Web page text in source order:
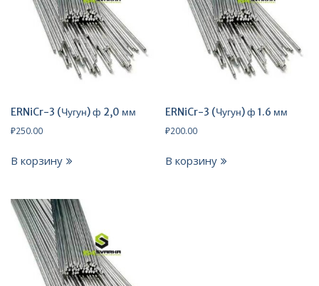
ERNiCr-3 (Чугун) ф 2,0 мм
₽250.00
В корзину
ERNiCr-3 (Чугун) ф 1.6 мм
₽200.00
В корзину